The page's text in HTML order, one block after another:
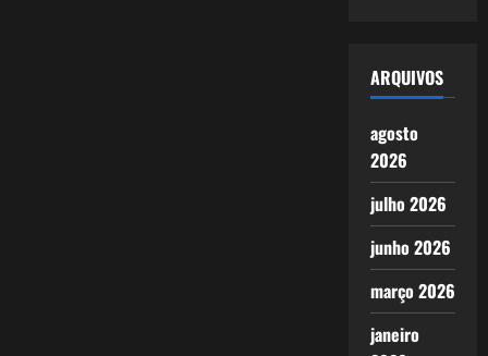
ARQUIVOS
agosto
2026
julho 2026
junho 2026
março 2026
janeiro